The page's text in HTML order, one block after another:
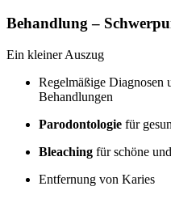
Behandlung –
Ein kleiner Auszug
Regelmäßige Diagnosen
Behandlungen
Parodontologie für
Bleaching für schöne
Entfernung von Karies